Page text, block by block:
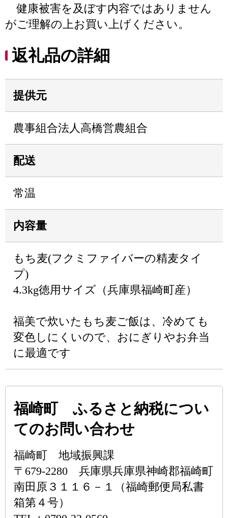
健康被害を及ぼす内容ではありません
がご理解の上お買い上げください。
返礼品の詳細
提供元
農事組合法人高橋営農組合
配送
常温
内容量
もち麦(フクミファイバーの精麦タイ
プ)
4.3kg徳用サイズ（兵庫県福崎町産）
福美で炊いたもち麦ご飯は、冷めても
変色しにくいので、おにぎりやお弁当
に最適です
福崎町 ふるさと納税につい
てのお問い合わせ
福崎町 地域振興課
〒679-2280 兵庫県兵庫県神崎郡福崎町
南田原３１１６－１（福崎郵便局私書
箱第４号）